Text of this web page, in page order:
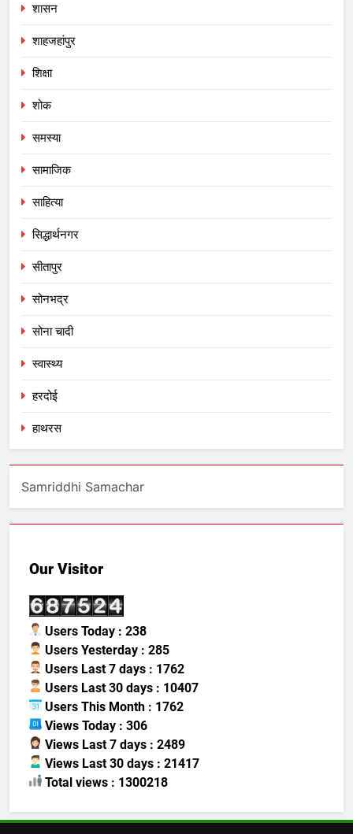
शासन
शाहजहांपुर
शिक्षा
शोक
समस्या
सामाजिक
साहित्या
सिद्धार्थनगर
सीतापुर
सोनभद्र
सोना चादी
स्वास्थ्य
हरदोई
हाथरस
Samriddhi Samachar
Our Visitor
Users Today : 238
Users Yesterday : 285
Users Last 7 days : 1762
Users Last 30 days : 10407
Users This Month : 1762
Views Today : 306
Views Last 7 days : 2489
Views Last 30 days : 21417
Total views : 1300218